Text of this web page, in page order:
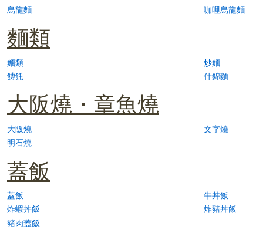
烏龍麵 咖哩烏龍麵
麵類
麵類
炒麵
餺飥
什錦麵
大阪燒・章魚燒
大阪燒
文字燒
明石燒
蓋飯
蓋飯
牛丼飯
炸蝦丼飯
炸豬丼飯
豬肉蓋飯